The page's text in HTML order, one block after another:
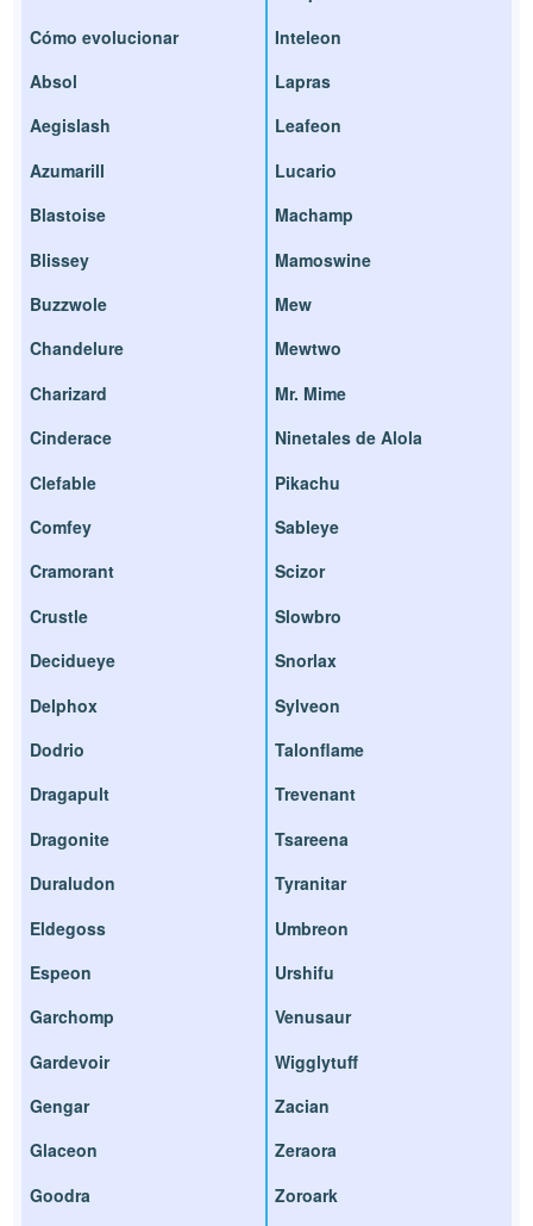
Cómo evolucionar
Absol
Aegislash
Azumarill
Blastoise
Blissey
Buzzwole
Chandelure
Charizard
Cinderace
Clefable
Comfey
Cramorant
Crustle
Decidueye
Delphox
Dodrio
Dragapult
Dragonite
Duraludon
Eldegoss
Espeon
Garchomp
Gardevoir
Gengar
Glaceon
Goodra
Inteleon
Lapras
Leafeon
Lucario
Machamp
Mamoswine
Mew
Mewtwo
Mr. Mime
Ninetales de Alola
Pikachu
Sableye
Scizor
Slowbro
Snorlax
Sylveon
Talonflame
Trevenant
Tsareena
Tyranitar
Umbreon
Urshifu
Venusaur
Wigglytuff
Zacian
Zeraora
Zoroark